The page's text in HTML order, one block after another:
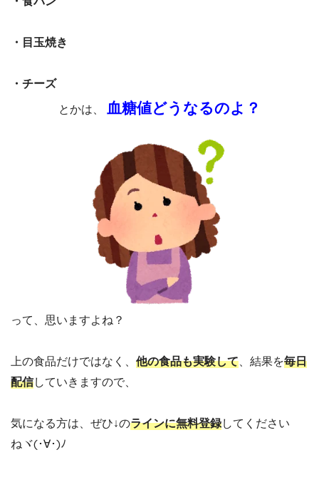
・目玉焼き
・チーズ
とかは、
血糖値どうなるのよ？
って、思いますよね？
上の食品だけではなく、 他の食品も実験して、結果を毎日
配信していきますので、
気になる方は、ぜひ↓のラインに無料登録してください
ねヾ(･∀･)ﾉ